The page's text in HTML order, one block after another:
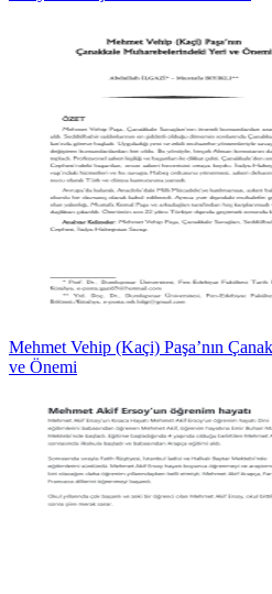
Mehmet Vehip (Kaçi) Paşa’nın
ve Önemi